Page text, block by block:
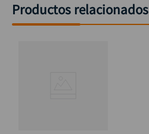
Productos relacionados